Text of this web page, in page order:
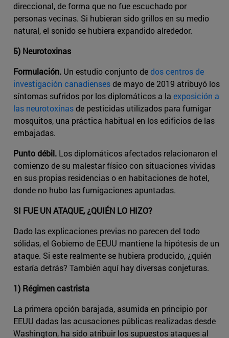
direccional, de forma que no fue escuchado por
personas vecinas. Si hubieran sido grillos en su medio
natural, el sonido se hubiera expandido alrededor.
5) Neurotoxinas
Formulación. Un estudio conjunto dedos centros de
investigación canadiensesde mayo de 2019 atribuyó los
síntomas sufridos por los diplomáticos a la exposición a
las neurotoxinasde pesticidas utilizados para fumigar
mosquitos, una práctica habitual en los edificios de las
embajadas.
Punto débil. Los diplomáticos afectados relacionaron el
comienzo de su malestar físico con situaciones vividas
en sus propias residencias o en habitaciones de hotel,
donde no hubo las fumigaciones apuntadas.
SI FUE UN ATAQUE, ¿QUIÉN LO HIZO?
Dado las explicaciones previas no parecen del todo
sólidas, el Gobierno de EEUU mantiene la hipótesis de un
ataque. Si este realmente se hubiera producido, ¿quién
estaría detrás? También aquí hay diversas conjeturas.
1) Régimen castrista
La primera opción barajada, asumida en principio por
EEUU dadas las acusaciones públicas realizadas desde
Washington, ha sido atribuir los supuestos ataques al